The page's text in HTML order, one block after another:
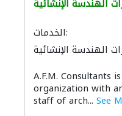
الهندسة الإنشائية
الخدمات:
الهندسة الإنشائية
الديكور الداخلي
A.F.M. Consultants
organization with
staff of arch... See